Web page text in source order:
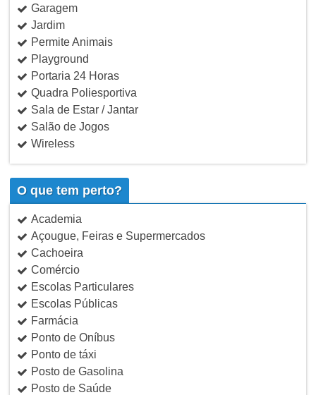
Garagem
Jardim
Permite Animais
Playground
Portaria 24 Horas
Quadra Poliesportiva
Sala de Estar / Jantar
Salão de Jogos
Wireless
O que tem perto?
Academia
Açougue, Feiras e Supermercados
Cachoeira
Comércio
Escolas Particulares
Escolas Públicas
Farmácia
Ponto de Oníbus
Ponto de táxi
Posto de Gasolina
Posto de Saúde